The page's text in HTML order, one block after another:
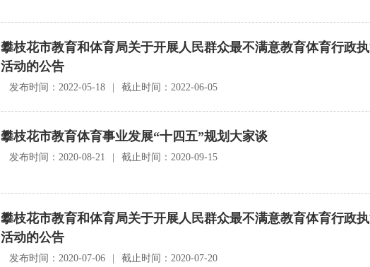
攀枝花市教育和体育局关于开展人民群众最不满意教育体育行政
活动的公告
发布时间：2022-05-18 截止时间：2022-06-05
攀枝花市教育体育事业发展“十四五”规划大家谈
发布时间：2020-08-21
截止时间：2020-09-15
攀枝花市教育和体育局关于开展人民群众最不满意教育体育行政
活动的公告
发布时间：2020-07-06 截止时间：2020-07-20